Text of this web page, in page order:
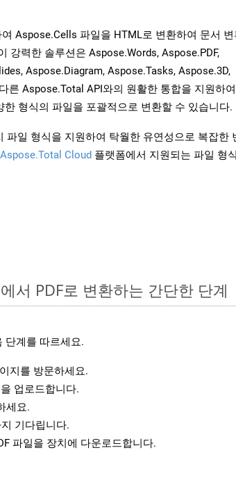
Aspose.Cells 파일을 HTML로 변환하여 문서
강력한 솔루션은 Aspose.Words, Aspose.PDF,
Aspose.Diagram, Aspose.Tasks, Aspose.3D,
른 Aspose.Total API와의 원활한 통합을 지원하
한 형식의 파일을 포괄적으로 변환할 수 있습니다.
파일 형식을 지원하여 탁월한 유연성으로 복잡한
Aspose.Total Cloud 플랫폼에서 지원되는 파일 형
서 PDF로 변환하는 간단한 단계
단계를 따르세요.
지를 방문하세요.
업로드합니다.
세요.
기다립니다.
파일을 장치에 다운로드합니다.